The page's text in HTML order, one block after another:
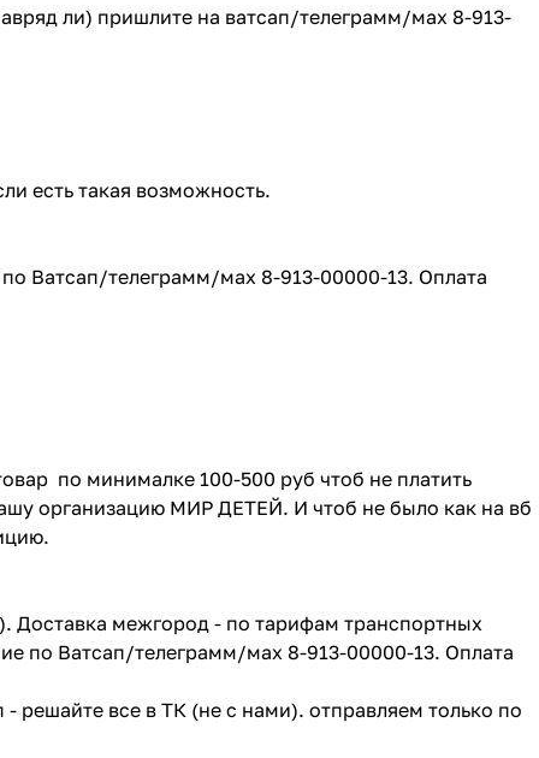
ли) пришлите на ватсап/телеграмм/мах 8-913-
есть такая возможность.
Ватсап/телеграмм/мах 8-913-00000-13. Оплата
по минималке 100-500 руб чтоб не платить
организацию МИР ДЕТЕЙ. И чтоб не было как на вб
Доставка межгород - по тарифам транспортных
по Ватсап/телеграмм/мах 8-913-00000-13. Оплата
решайте все в ТК (не с нами). отправляем только по